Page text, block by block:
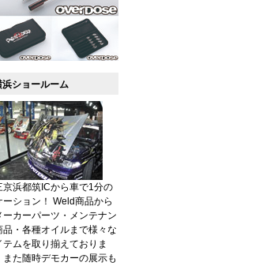
浜ショールーム
京浜都筑ICから車で1分の
ーション！ Weld商品から
ーカーパーツ・メンテナン
品・各種オイルまで様々な
テムを取り揃えておりま
また随時デモカーの展示も